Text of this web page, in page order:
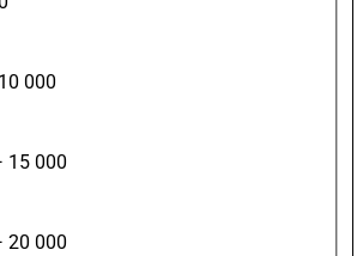
000
15 000
20 000